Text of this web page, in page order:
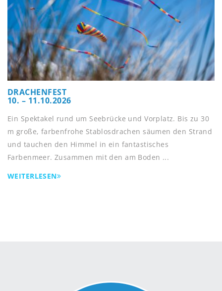
DRACHENFEST
10. – 11.10.2026
Ein Spektakel rund um Seebrücke und Vorplatz. Bis zu 30
m große, farbenfrohe Stablosdrachen säumen den Strand
und tauchen den Himmel in ein fantastisches
Farbenmeer. Zusammen mit den am Boden ...
WEITERLESEN